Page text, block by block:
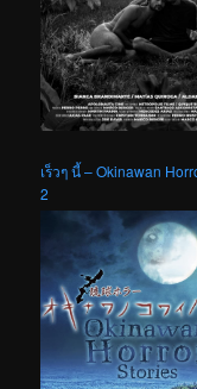
เร็วๆ นี้ – Okinawan
2